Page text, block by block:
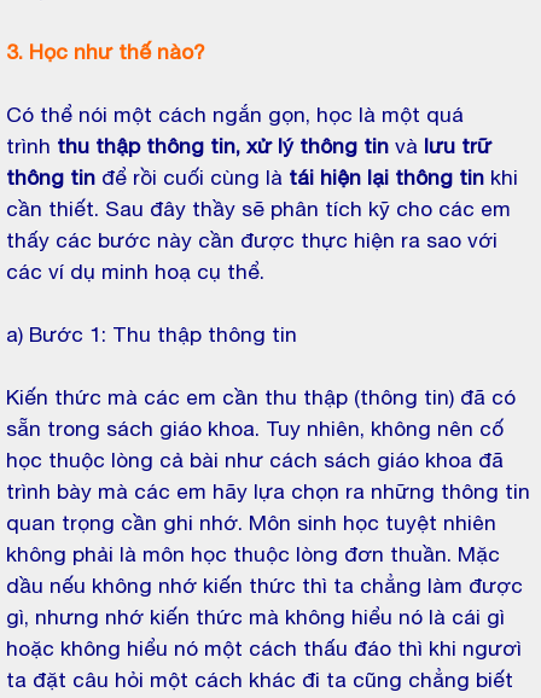
3. Học như thế nào?
Có thể nói một cách ngắn gọn, học là một quá
trình thu thập thông tin, xử lý thông tin và lưu trữ
thông tin để rồi cuối cùng là tái hiện lại thông tin khi
cần thiết. Sau đây thầy sẽ phân tích kỹ cho các em
thấy các bước này cần được thực hiện ra sao với
các ví dụ minh hoạ cụ thể.
a) Bước 1: Thu thập thông tin
Kiến thức mà các em cần thu thập (thông tin) đã có
sẵn trong sách giáo khoa. Tuy nhiên, không nên cố
học thuộc lòng cả bài như cách sách giáo khoa đã
trình bày mà các em hãy lựa chọn ra những thông tin
quan trọng cần ghi nhớ. Môn sinh học tuyệt nhiên
không phải là môn học thuộc lòng đơn thuần. Mặc
dầu nếu không nhớ kiến thức thì ta chẳng làm được
gì, nhưng nhớ kiến thức mà không hiểu nó là cái gì
hoặc không hiểu nó một cách thấu đáo thì khi ngươì
ta đặt câu hỏi một cách khác đi ta cũng chẳng biết